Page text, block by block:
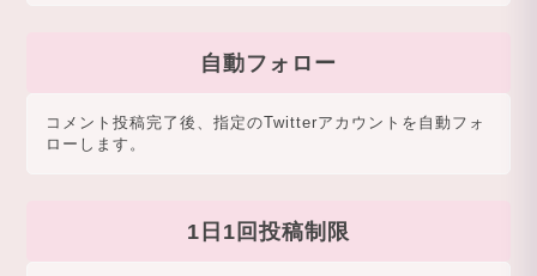
自動フォロー
コメント投稿完了後、指定のTwitterアカウントを自動フォ
ローします。
1日1回投稿制限